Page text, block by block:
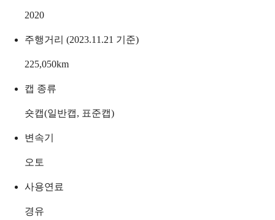
2020
주행거리 (2023.11.21 기준)
225,050km
캡 종류
숏캡(일반캡, 표준캡)
변속기
오토
사용연료
경유